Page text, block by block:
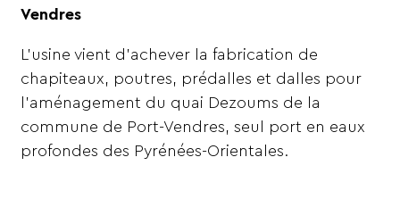
Vendres
L’usine vient d’achever la fabrication de
chapiteaux, poutres, prédalles et dalles pour
l’aménagement du quai Dezoums de la
commune de Port-Vendres, seul port en eaux
profondes des Pyrénées-Orientales.